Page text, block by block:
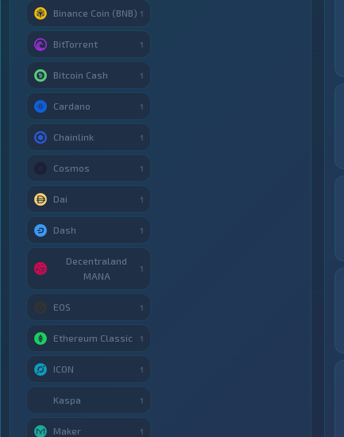
Binance Coin (BNB) 1
BitTorrent 1
Bitcoin Cash 1
Cardano 1
Chainlink 1
Cosmos 1
Dai 1
Dash 1
Decentraland
MANA
1
EOS 1
Ethereum Classic 1
ICON 1
Kaspa 1
Maker 1